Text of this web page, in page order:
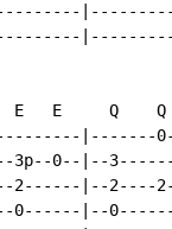
E   E     Q
|-------
3p--0--|--
2------|--2----
0------|--